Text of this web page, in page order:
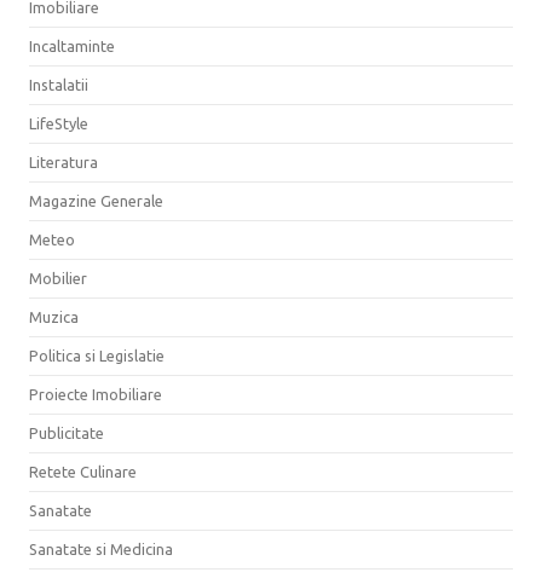
Imobiliare
Incaltaminte
Instalatii
LifeStyle
Literatura
Magazine Generale
Meteo
Mobilier
Muzica
Politica si Legislatie
Proiecte Imobiliare
Publicitate
Retete Culinare
Sanatate
Sanatate si Medicina